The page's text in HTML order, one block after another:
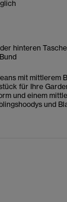
hinteren Tasche
mit mittlerem
für Ihre
und einem
und